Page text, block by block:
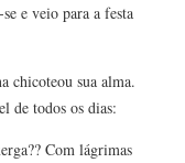
e veio para a festa
chicoteou sua alma.
de todos os dias:
Com lágrimas